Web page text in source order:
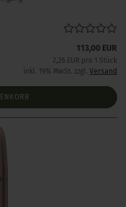
113,00 EUR
2,26 EUR pro 1 Stück
inkl. 19% MwSt. zzgl. Versand